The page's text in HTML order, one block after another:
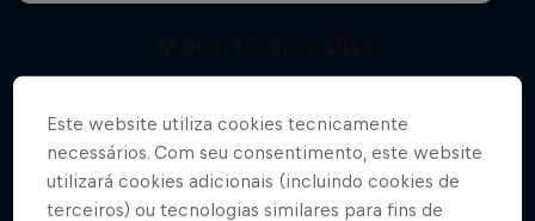
Mais
Diving
1 Temporada · 1 Episódio
CLIFF DIVING
Este website utiliza cookies tecnicamente
necessários. Com seu consentimento, este website
utilizará cookies adicionais (incluindo cookies de
terceiros) ou tecnologias similares para fins de